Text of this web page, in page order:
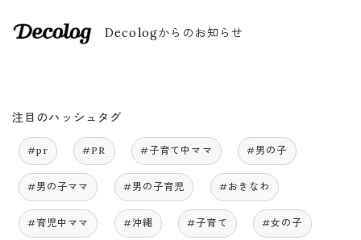
Decologからのお知らせ
注目のハッシュタグ
#pr #PR #子育て中ママ #男の子
#男の子ママ #男の子育児 #おきなわ
#育児中ママ #沖縄 #子育て #女の子